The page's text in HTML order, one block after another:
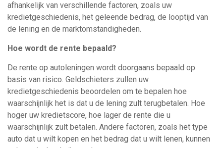
afhankelijk van verschillende factoren, zoals uw
kredietgeschiedenis, het geleende bedrag, de looptijd van
de lening en de marktomstandigheden.
Hoe wordt de rente bepaald?
De rente op autoleningen wordt doorgaans bepaald op
basis van risico. Geldschieters zullen uw
kredietgeschiedenis beoordelen om te bepalen hoe
waarschijnlijk het is dat u de lening zult terugbetalen. Hoe
hoger uw kredietscore, hoe lager de rente die u
waarschijnlijk zult betalen. Andere factoren, zoals het type
auto dat u wilt kopen en het bedrag dat u wilt lenen, kunnen